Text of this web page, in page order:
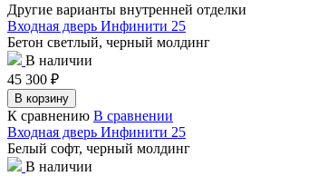
Другие варианты внутренней отделки
Входная дверь Инфинити 25
Бетон светлый, черный молдинг
В наличии
45 300 ₽
В корзину
К сравнению В сравнении
Входная дверь Инфинити 25
Белый софт, черный молдинг
В наличии